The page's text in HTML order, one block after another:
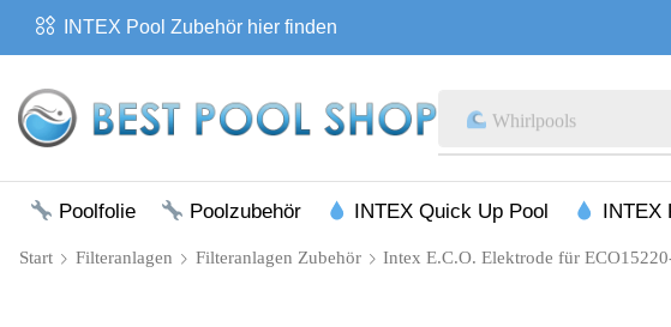
INTEX Pool Zubehör hier finden
Whirlpools
Poolfolie Poolzubehör INTEX Quick Up Pool INTEX
Start Filteranlagen Filteranlagen Zubehör Intex E.C.O. Elektrode für